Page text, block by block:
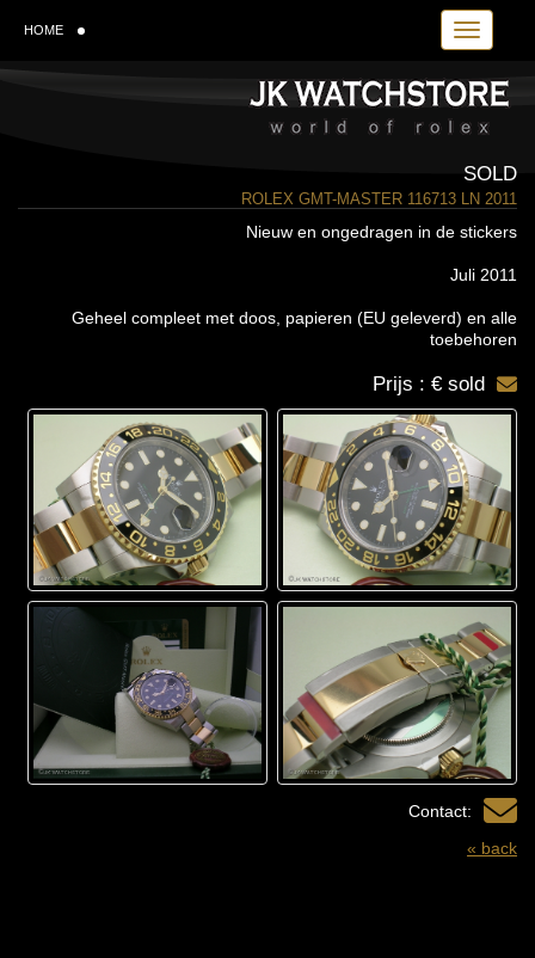
Toggle
HOME
SOLD
ROLEX GMT-MASTER 116713 LN 2011
Nieuw en ongedragen in de stickers
Juli 2011
Geheel compleet met doos, papieren (EU geleverd) en alle
toebehoren
Prijs : € sold
Contact:
« back